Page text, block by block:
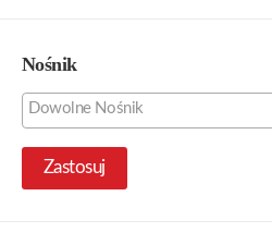
Nośnik
Zastosuj